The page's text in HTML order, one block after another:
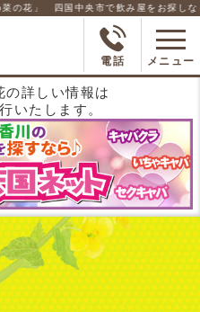
花」 四国中央市で飲み屋をお探しなら
電話 メニュー
詳しい情報は
いたします。